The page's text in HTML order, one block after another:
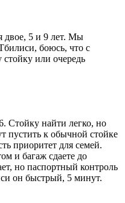
двое, 5 и 9 лет. Мы
боюсь, что с
стойку или очередь
Стойку найти легко, но
пустить к обычной стойке
приоритет для семей.
и багаж сдаете до
но паспортный контроль
он быстрый, 5 минут.